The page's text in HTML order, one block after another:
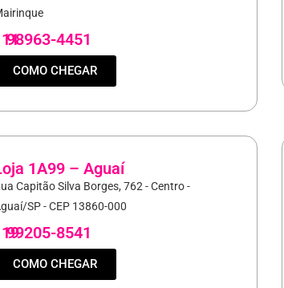
11
98963-4451
COMO CHEGAR
1A99 – Aguaí
Capitão Silva Borges, 762 - Centro -
SP - CEP 13860-000
19
99205-8541
COMO CHEGAR